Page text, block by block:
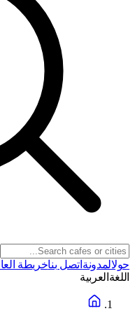
حولالمدونة اتصل بناخريطة
اللغة العربية